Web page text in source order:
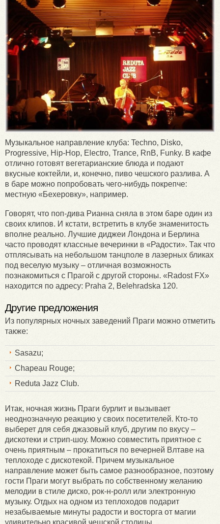
Музыкальное направление клуба: Techno, Disko,
Progressive, Hip-Hop, Electro, Trance, RnB, Funky. В кафе
отлично готовят вегетарианские блюда и подают
вкусные коктейли, и, конечно, пиво чешского разлива. А
в баре можно попробовать чего-нибудь покрепче:
местную «Бехеровку», например.
Говорят, что поп-дива Рианна сняла в этом баре один из
своих клипов. И кстати, встретить в клубе знаменитость
вполне реально. Лучшие диджеи Лондона и Берлина
часто проводят классные вечеринки в «Радости». Так что
отплясывать на небольшом танцполе в лазерных бликах
под веселую музыку – отличная возможность
познакомиться с Прагой с другой стороны. «Radost FX»
находится по адресу: Praha 2, Belehradska 120.
Другие предложения
Из популярных ночных заведений Праги можно отметить
также:
Sasazu;
Chapeau Rouge;
Reduta Jazz Club.
Итак, ночная жизнь Праги бурлит и вызывает
неоднозначную реакцию у своих посетителей. Кто-то
выберет для себя джазовый клуб, другим по вкусу –
дискотеки и стрип-шоу. Можно совместить приятное с
очень приятным – прокатиться по вечерней Влтаве на
теплоходе с дискотекой. Причем музыкальное
направление может быть самое разнообразное, поэтому
гости Праги могут выбрать по собственному желанию
мелодии в стиле диско, рок-н-ролл или электронную
музыку. Отдых на одном из теплоходов подарит
незабываемые минуты радости и восторга от магии
удивительно красивой чешской столицы.